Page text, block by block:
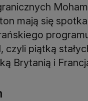
mają się
czyli piątką
Brytanią i